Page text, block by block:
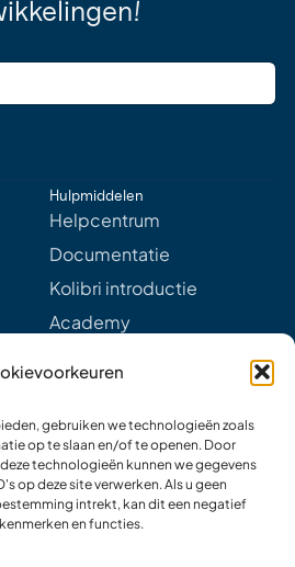
gebruiken we technologieën zoals
op te slaan en/of te openen. Door
technologieën kunnen we gegevens
op deze site verwerken. Als u geen
intrekt, kan dit een negatief
en functies.
Hulpmiddelen
Helpcentrum
Documentatie
Kolibri introductie
Academy
Aankomende webinars &
events